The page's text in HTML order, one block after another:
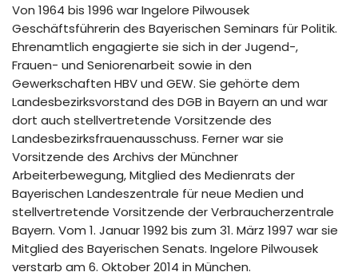
Von 1964 bis 1996 war Ingelore Pilwousek
Geschäftsführerin des Bayerischen Seminars für Politik.
Ehrenamtlich engagierte sie sich in der Jugend-,
Frauen- und Seniorenarbeit sowie in den
Gewerkschaften HBV und GEW. Sie gehörte dem
Landesbezirksvorstand des DGB in Bayern an und war
dort auch stellvertretende Vorsitzende des
Landesbezirksfrauenausschuss. Ferner war sie
Vorsitzende des Archivs der Münchner
Arbeiterbewegung, Mitglied des Medienrats der
Bayerischen Landeszentrale für neue Medien und
stellvertretende Vorsitzende der Verbraucherzentrale
Bayern. Vom 1. Januar 1992 bis zum 31. März 1997 war sie
Mitglied des Bayerischen Senats. Ingelore Pilwousek
verstarb am 6. Oktober 2014 in München.